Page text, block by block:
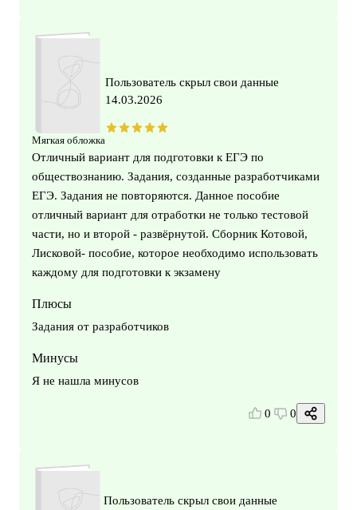
Мягкая обложка
Пользователь скрыл свои данные
14.03.2026
Отличный вариант для подготовки к ЕГЭ по
обществознанию. Задания, созданные разработчиками
ЕГЭ. Задания не повторяются. Данное пособие
отличный вариант для отработки не только тестовой
части, но и второй - развёрнутой. Сборник Котовой,
Лисковой- пособие, которое необходимо использовать
каждому для подготовки к экзамену
Плюсы
Задания от разработчиков
Минусы
Я не нашла минусов
0 0
Пользователь скрыл свои данные